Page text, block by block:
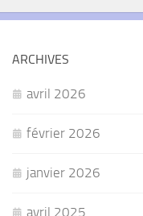
ARCHIVES
avril 2026
février 2026
janvier 2026
avril 2025